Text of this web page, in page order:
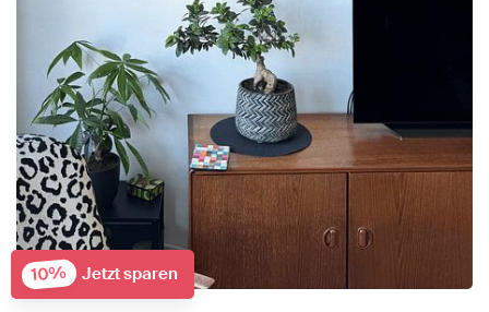
10% Jetzt sparen